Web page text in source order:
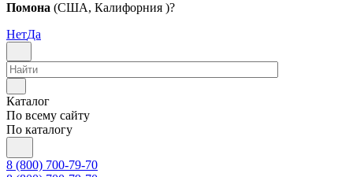
Помона (США, Калифорния )?
НетДа
Каталог
По всему сайту
По каталогу
8 (800) 700-79-70